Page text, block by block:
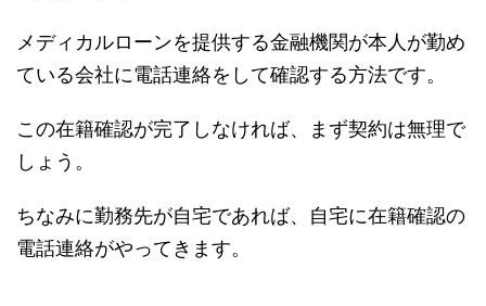
メディカルローンを提供する金融機関が本人が勤め
ている会社に電話連絡をして確認する方法です。
この在籍確認が完了しなければ、まず契約は無理で
しょう。
ちなみに勤務先が自宅であれば、自宅に在籍確認の
電話連絡がやってきます。